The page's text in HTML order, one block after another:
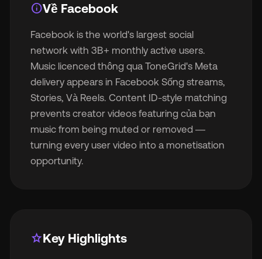
infoVề Facebook
Facebook is the world's largest social
network with 3B+ monthly active users.
Music licenced thông qua ToneGrid's Meta
delivery appears in Facebook Sống streams,
Stories, Và Reels. Content ID-style matching
prevents creator videos featuring của bạn
music from being muted or removed —
turning every user video into a monetisation
opportunity.
starKey Highlights